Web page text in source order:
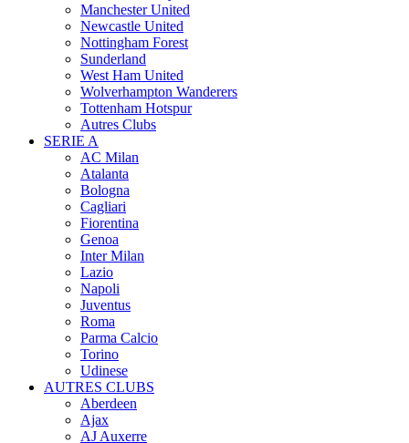
Manchester United
Newcastle United
Nottingham Forest
Sunderland
West Ham United
Wolverhampton Wanderers
Tottenham Hotspur
Autres Clubs
SERIE A
AC Milan
Atalanta
Bologna
Cagliari
Fiorentina
Genoa
Inter Milan
Lazio
Napoli
Juventus
Roma
Parma Calcio
Torino
Udinese
AUTRES CLUBS
Aberdeen
Ajax
AJ Auxerre